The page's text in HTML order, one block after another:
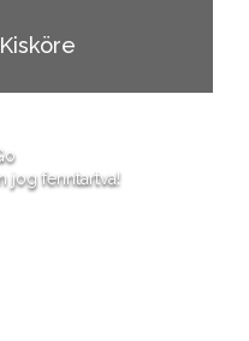
jog fenntartva!